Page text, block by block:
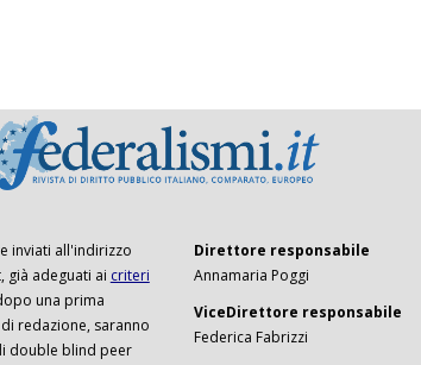
inviati all'indirizzo
già adeguati ai criteri
una prima
redazione, saranno
double blind peer
Direttore responsabile
Annamaria Poggi
ViceDirettore responsabile
Federica Fabrizzi